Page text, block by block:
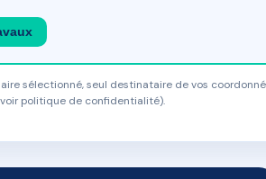
sélectionné, seul destinataire de vos
politique de confidentialité).